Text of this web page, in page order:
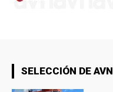
SELECCIÓN DE AVN